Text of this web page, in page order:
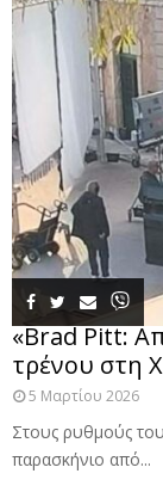
«Brad Pitt:
τρένου στη
5 Μαρτίου 2026
Στους ρυθμούς
παρασκήνιο από...